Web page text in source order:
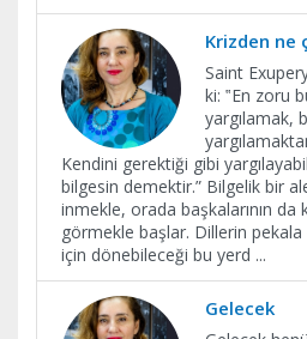
Krizden ne
Saint
ki: ‟En zoru
yargılamak,
Kendini gerektiği gibi
bilgesin demektir.” Bilgelik bir
inmekle, orada başkalarının da
görmekle başlar. Dillerin
için dönebileceği bu yerd ...
Gelecek